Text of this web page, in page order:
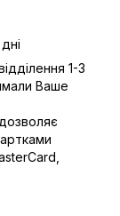
1-3
Ваше